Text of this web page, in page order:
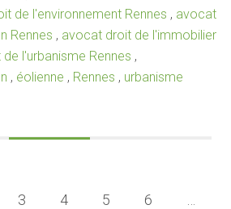
de l'environnement Rennes , avocat
Rennes , avocat droit de l'immobilier
l'urbanisme Rennes ,
, éolienne , Rennes , urbanisme
3 4 5 6